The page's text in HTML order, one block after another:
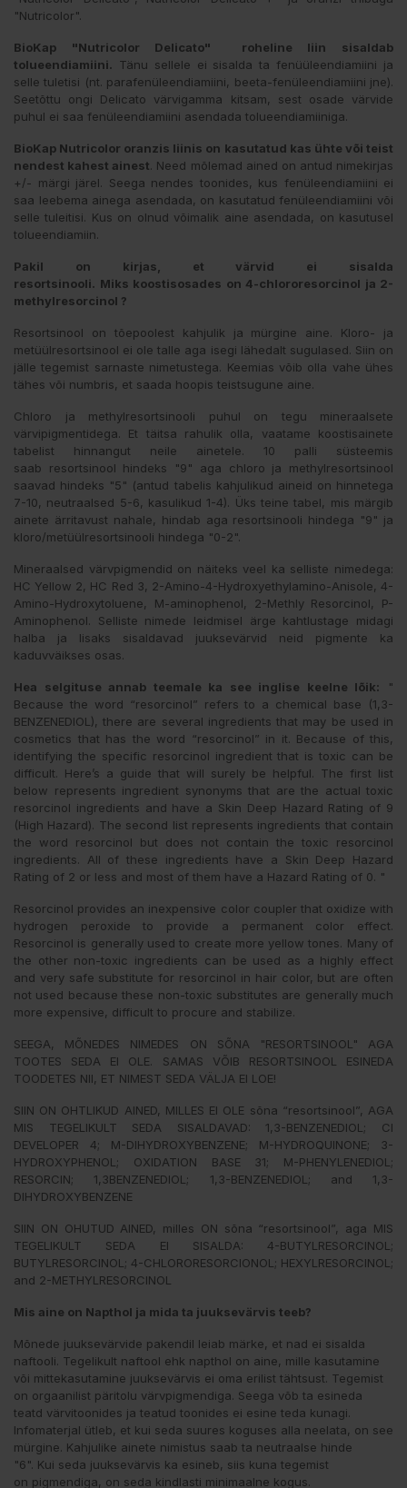
"Nutricolor".
BioKap "Nutricolor Delicato" roheline liin sisaldab
tolueendiamiini. Tänu sellele ei sisalda ta fenüüleendiamiini ja
selle tuletisi (nt. parafenüleendiamiini, beeta-fenüleendiamiini jne).
Seetõttu ongi Delicato värvigamma kitsam, sest osade värvide
puhul ei saa fenüleendiamiini asendada tolueendiamiiniga.
BioKap Nutricolor oranzis liinis on kasutatud kas ühte või teist
nendest kahest ainest. Need mõlemad ained on antud nimekirjas
+/- märgi järel. Seega nendes toonides, kus fenüleendiamiini ei
saa leebema ainega asendada, on kasutatud fenüleendiamiini või
selle tuleitisi. Kus on olnud võimalik aine asendada, on kasutusel
tolueendiamiin.
Pakil on kirjas, et värvid ei sisalda
resortsinooli. Miks koostisosades on 4-chlororesorcinol ja 2-
methylresorcinol ?
Resortsinool on tõepoolest kahjulik ja mürgine aine. Kloro- ja
metüülresortsinool ei ole talle aga isegi lähedalt sugulased. Siin on
jälle tegemist sarnaste nimetustega. Keemias võib olla vahe ühes
tähes või numbris, et saada hoopis teistsugune aine.
Chloro ja methylresortsinooli puhul on tegu mineraalsete
värvipigmentidega. Et täitsa rahulik olla, vaatame koostisainete
tabelist hinnangut neile ainetele. 10 palli süsteemis
saab resortsinool hindeks "9" aga chloro ja methylresortsinool
saavad hindeks "5" (antud tabelis kahjulikud aineid on hinnetega
7-10, neutraalsed 5-6, kasulikud 1-4). Üks teine tabel, mis märgib
ainete ärritavust nahale, hindab aga resortsinooli hindega "9" ja
kloro/metüülresortsinooli hindega "0-2".
Mineraalsed värvpigmendid on näiteks veel ka selliste nimedega:
HC Yellow 2, HC Red 3, 2-Amino-4-Hydroxyethylamino-Anisole, 4-
Amino-Hydroxytoluene, M-aminophenol, 2-Methly Resorcinol, P-
Aminophenol. Selliste nimede leidmisel ärge kahtlustage midagi
halba ja lisaks sisaldavad juuksevärvid neid pigmente ka
kaduvväikses osas.
Hea selgituse annab teemale ka see inglise keelne lõik: "
Because the word “resorcinol” refers to a chemical base (1,3-
BENZENEDIOL), there are several ingredients that may be used in
cosmetics that has the word “resorcinol” in it. Because of this,
identifying the specific resorcinol ingredient that is toxic can be
difficult. Here’s a guide that will surely be helpful. The first list
below represents ingredient synonyms that are the actual toxic
resorcinol ingredients and have a Skin Deep Hazard Rating of 9
(High Hazard). The second list represents ingredients that contain
the word resorcinol but does not contain the toxic resorcinol
ingredients. All of these ingredients have a Skin Deep Hazard
Rating of 2 or less and most of them have a Hazard Rating of 0. "
Resorcinol provides an inexpensive color coupler that oxidize with
hydrogen peroxide to provide a permanent color effect.
Resorcinol is generally used to create more yellow tones. Many of
the other non-toxic ingredients can be used as a highly effect
and very safe substitute for resorcinol in hair color, but are often
not used because these non-toxic substitutes are generally much
more expensive, difficult to procure and stabilize.
SEEGA, MÕNEDES NIMEDES ON SÕNA "RESORTSINOOL" AGA
TOOTES SEDA EI OLE. SAMAS VÕIB RESORTSINOOL ESINEDA
TOODETES NII, ET NIMEST SEDA VÄLJA EI LOE!
SIIN ON OHTLIKUD AINED, MILLES EI OLE sõna “resortsinool”, AGA
MIS TEGELIKULT SEDA SISALDAVAD: 1,3-BENZENEDIOL; CI
DEVELOPER 4; M-DIHYDROXYBENZENE; M-HYDROQUINONE; 3-
HYDROXYPHENOL; OXIDATION BASE 31; M-PHENYLENEDIOL;
RESORCIN; 1,3BENZENEDIOL; 1,3-BENZENEDIOL; and 1,3-
DIHYDROXYBENZENE
SIIN ON OHUTUD AINED, milles ON sõna “resortsinool”, aga MIS
TEGELIKULT SEDA EI SISALDA: 4-BUTYLRESORCINOL;
BUTYLRESORCINOL; 4-CHLORORESORCIONOL; HEXYLRESORCINOL;
and 2-METHYLRESORCINOL
Mis aine on Napthol ja mida ta juuksevärvis teeb?
Mõnede juuksevärvide pakendil leiab märke, et nad ei sisalda
naftooli. Tegelikult naftool ehk napthol on aine, mille kasutamine
või mittekasutamine juuksevärvis ei oma erilist tähtsust. Tegemist
on orgaanilist päritolu värvpigmendiga. Seega võb ta esineda
teatd värvitoonides ja teatud toonides ei esine teda kunagi.
Infomaterjal ütleb, et kui seda suures koguses alla neelata, on see
mürgine. Kahjulike ainete nimistus saab ta neutraalse hinde
"6". Kui seda juuksevärvis ka esineb, siis kuna tegemist
on pigmendiga, on seda kindlasti minimaalne kogus.